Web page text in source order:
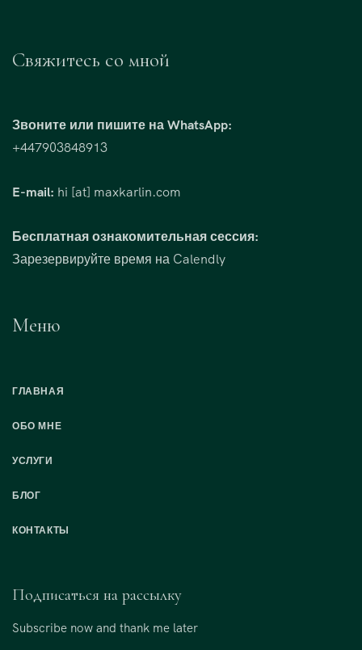
Свяжитесь со мной
Звоните или пишите на WhatsApp:
+447903848913
E-mail: hi [at] maxkarlin.com
Бесплатная ознакомительная сессия:
Зарезервируйте время на Calendly
Меню
ГЛАВНАЯ
ОБО МНЕ
УСЛУГИ
БЛОГ
КОНТАКТЫ
Подписаться на рассылку
Subscribe now and thank me later